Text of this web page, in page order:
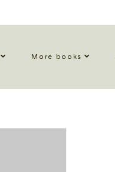
More books